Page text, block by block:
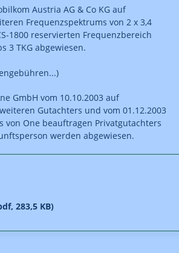
Austria AG & Co KG auf
Frequenzspektrums von 2 x 3,4
1800 reservierten Frequenzbereich
3 TKG abgewiesen.
GmbH vom 10.10.2003 auf
Gutachters und vom 01.12.2003
von One beauftragen Privatgutachters
werden abgewiesen.
283,5 KB)